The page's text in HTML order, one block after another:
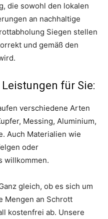
die sowohl den lokalen
an nachhaltige
Siegen stellen
und gemäß den
für Sie:
verschiedene Arten
Messing, Aluminium,
Auch Materialien wie
oder
willkommen.
gleich, ob es sich um
Mengen an Schrott
kostenfrei ab. Unsere